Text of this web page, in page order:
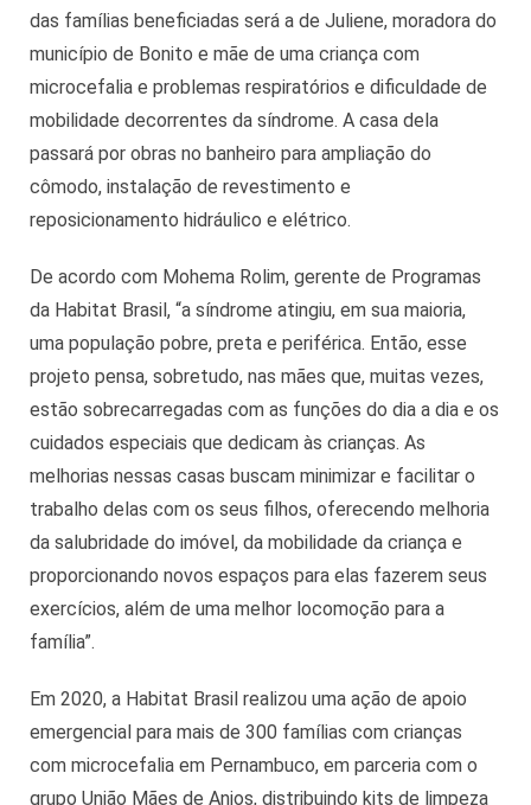
das famílias beneficiadas será a de Juliene, moradora do
município de Bonito e mãe de uma criança com
microcefalia e problemas respiratórios e dificuldade de
mobilidade decorrentes da síndrome. A casa dela
passará por obras no banheiro para ampliação do
cômodo, instalação de revestimento e
reposicionamento hidráulico e elétrico.
De acordo com Mohema Rolim, gerente de Programas
da Habitat Brasil, “a síndrome atingiu, em sua maioria,
uma população pobre, preta e periférica. Então, esse
projeto pensa, sobretudo, nas mães que, muitas vezes,
estão sobrecarregadas com as funções do dia a dia e os
cuidados especiais que dedicam às crianças. As
melhorias nessas casas buscam minimizar e facilitar o
trabalho delas com os seus filhos, oferecendo melhoria
da salubridade do imóvel, da mobilidade da criança e
proporcionando novos espaços para elas fazerem seus
exercícios, além de uma melhor locomoção para a
família”.
Em 2020, a Habitat Brasil realizou uma ação de apoio
emergencial para mais de 300 famílias com crianças
com microcefalia em Pernambuco, em parceria com o
grupo União Mães de Anjos, distribuindo kits de limpeza